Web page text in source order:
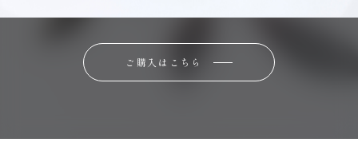
ご購入はこちら